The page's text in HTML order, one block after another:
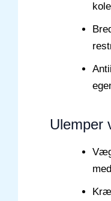
Ulemper